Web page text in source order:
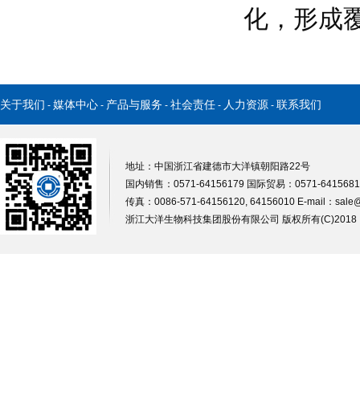
化，形成
关于我们 - 媒体中心 - 产品与服务 - 社会责任 - 人力资源 - 联系我们
地址：中国浙江省建德市大洋镇朝阳路22号
国内销售：0571-64156179 国际贸易：0571-
传真：0086-571-64156120, 64156010 E-mail：
浙江大洋生物科技集团股份有限公司 版权所有